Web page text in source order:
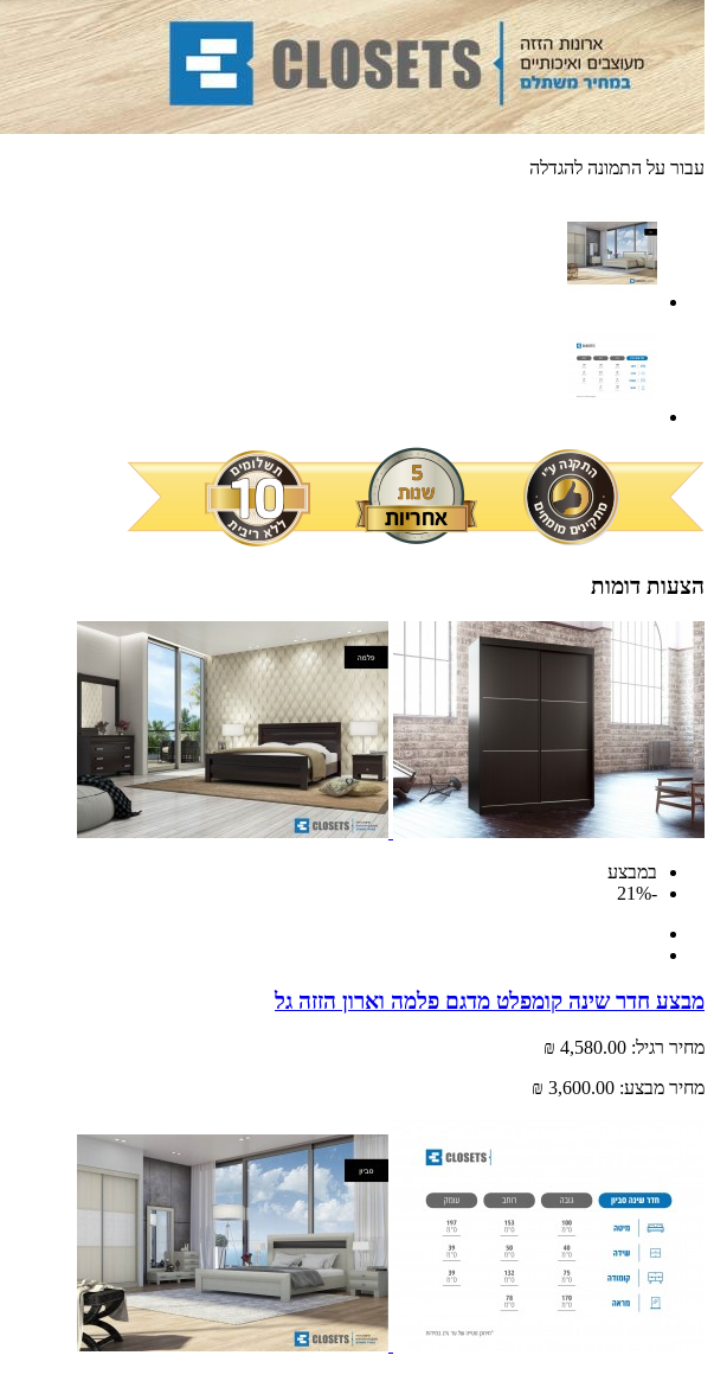
עבור על התמונה להגדלה
הצעות דומות
במבצע
-21%
מבצע חדר שינה קומפלט מדגם פלמה וארון הזזה גל
מחיר רגיל: 4,580.00 ₪
מחיר מבצע: 3,600.00 ₪